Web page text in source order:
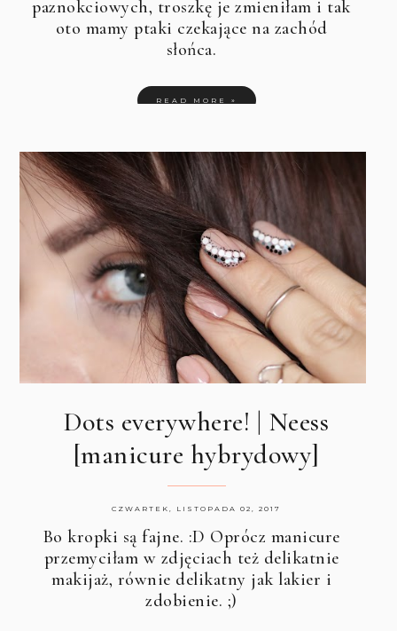
paznokciowych, troszkę je zmieniłam i tak
oto mamy ptaki czekające na zachód
słońca.
READ MORE »
Dots everywhere! | Neess
[manicure hybrydowy]
CZWARTEK, LISTOPADA 02, 2017
Bo kropki są fajne. :D Oprócz manicure
przemyciłam w zdjęciach też delikatnie
makijaż, równie delikatny jak lakier i
zdobienie. ;)